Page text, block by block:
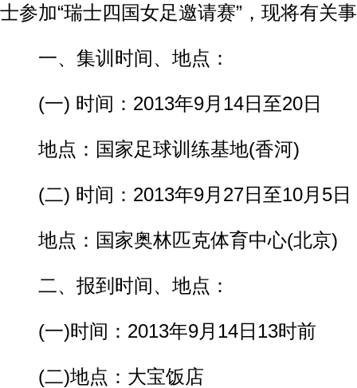
士参加“瑞士四国女足邀请赛”，现将有关
一、集训时间、地点：
(一) 时间：2013年9月14日至20日
地点：国家足球训练基地(香河)
(二) 时间：2013年9月27日至10月5日
地点：国家奥林匹克体育中心(北京)
二、报到时间、地点：
(一)时间：2013年9月14日13时前
(二)地点：大宝饭店